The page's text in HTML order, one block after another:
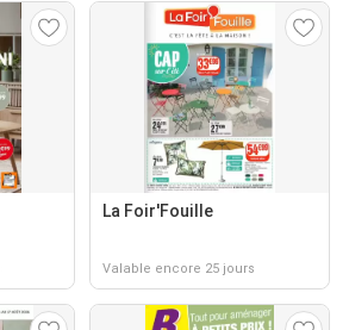
La Foir'Fouille
Valable encore 25 jours